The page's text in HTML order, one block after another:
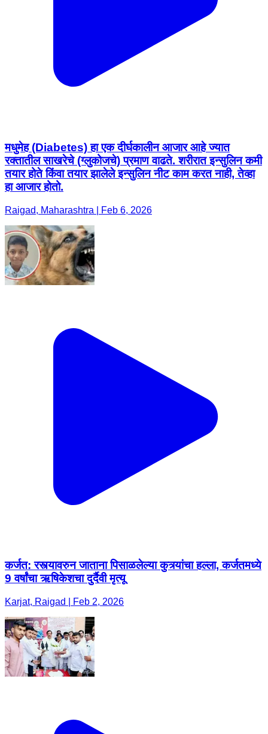
मधुमेह (Diabetes) हा एक दीर्घकालीन आजार आहे ज्यात
रक्तातील साखरेचे (ग्लुकोजचे) प्रमाण वाढते. शरीरात इन्सुलिन कमी
तयार होते किंवा तयार झालेले इन्सुलिन नीट काम करत नाही, तेव्हा
हा आजार होतो.
Raigad, Maharashtra | Feb 6, 2026
कर्जत: रस्त्यावरुन जाताना पिसाळलेल्या कुत्र्यांचा हल्ला, कर्जतमध्ये
9 वर्षांचा ऋषिकेशचा दुर्दैवी मृत्यू
Karjat, Raigad | Feb 2, 2026